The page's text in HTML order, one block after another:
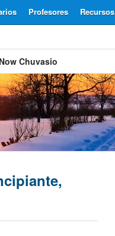
Recursos
Profesores
Chuvasio